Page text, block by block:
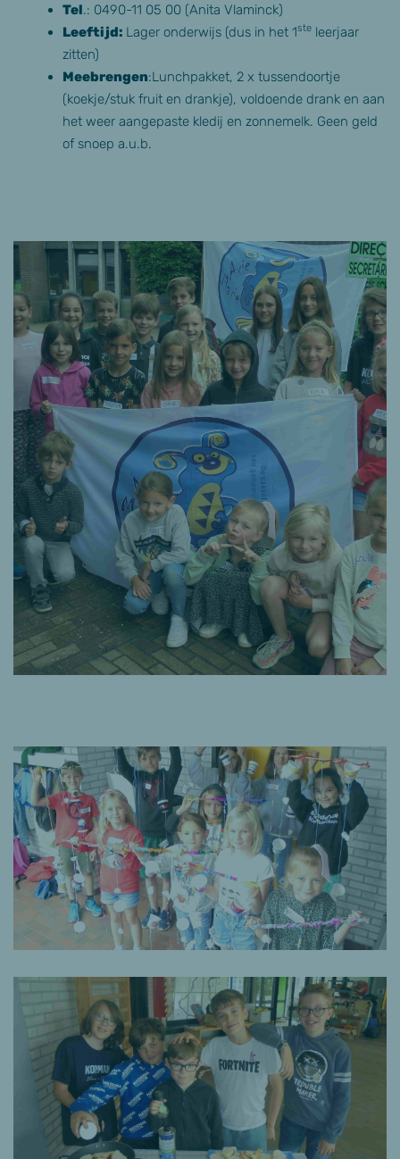
Tel.: 0490-11 05 00 (Anita Vlaminck)
Leeftijd: Lager onderwijs (dus in het 1ste leerjaar
zitten)
Meebrengen:Lunchpakket, 2 x tussendoortje
(koekje/stuk fruit en drankje), voldoende drank en aan
het weer aangepaste kledij en zonnemelk. Geen geld
of snoep a.u.b.